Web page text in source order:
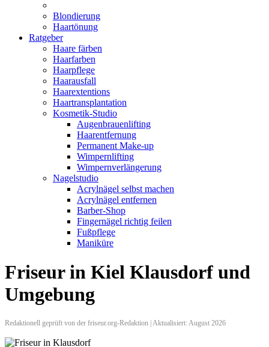
Blondierung
Haartönung
Ratgeber
Haare färben
Haarfarben
Haarpflege
Haarausfall
Haarextentions
Haartransplantation
Kosmetik-Studio
Augenbrauenlifting
Haarentfernung
Permanent Make-up
Wimpernlifting
Wimpernverlängerung
Nagelstudio
Acrylnägel selbst machen
Acrylnägel entfernen
Barber-Shop
Fingernägel richtig feilen
Fußpflege
Maniküre
Friseur in Kiel Klausdorf und
Umgebung
Redaktionell geprüft von der friseur.org-Redaktion | Aktualisiert: August 2026